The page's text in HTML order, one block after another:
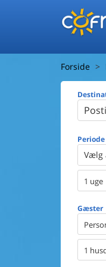
Forside
Periode
Vælg
1 uge
Gæster
1